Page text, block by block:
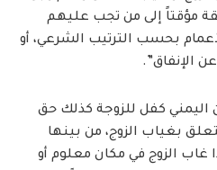
مؤقتاً إلى من تجب عليهم
بحسب الترتيب الشرعي، أو
الإنفاق”.
اليمني كفل للزوجة كذلك حق
بغياب الزوج، من بينها
غاب الزوج في مكان معلوم أو